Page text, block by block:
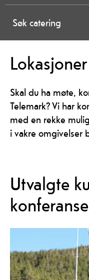
Søk catering
Lokasjoner
Skal du ha møte,
Telemark? Vi har
med en rekke
i vakre omgivelser
Utvalgte